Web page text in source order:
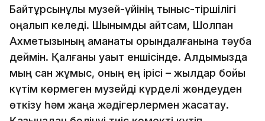
Байтұрсынұлы музей-үйінің тыныс-тіршілігі
оңалып келеді. Шынымды айтсам, Шолпан
Ахметқызының аманаты орындалғанына тәуба
деймін. Қалғаны уақыт еншісінде. Алдымызда
мың сан жұмыс, оның ең ірісі – жылдар бойы
күтім көрмеген музейді күрделі жөндеуден
өткізу һәм жаңа жәдігерлермен жасақтау.